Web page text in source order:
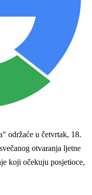
održaće u četvrtak, 18.
otvaranja ljetne
koji očekuju posjetioce,